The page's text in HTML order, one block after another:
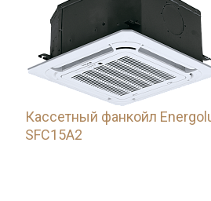
Кассетный фанкойл
SFC15A2